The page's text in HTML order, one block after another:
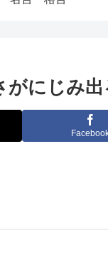
がにじみ